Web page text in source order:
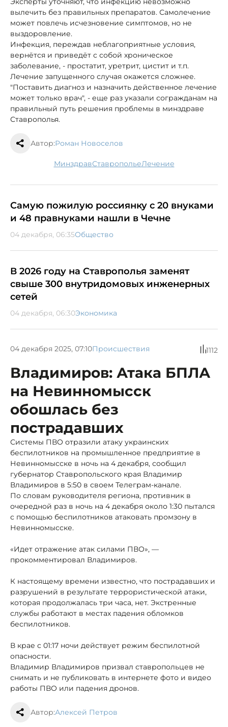
вылечить без правильных препаратов. Самолечение
может повлечь исчезновение симптомов, но не
выздоровление.
Инфекция, переждав неблагоприятные условия,
вернётся и приведёт с собой хроническое
заболевание, - простатит, уретрит, цистит и т.п.
Лечение запущенного случая окажется сложнее.
"Поставить диагноз и назначить действенное лечение
может только врач", - еще раз указали согражданам на
правильный путь решения проблемы в минздраве
Ставрополья.
Автор:Роман Новоселов
минздрав Ставрополье лечение
Самую пожилую россиянку с 20 внуками
и 48 правнуками нашли в Чечне
04 декабря, 06:35Общество
В 2026 году на Ставрополья заменят
свыше 300 внутридомовых инженерных
сетей
04 декабря, 06:30Экономика
04 декабря 2025, 07:10Происшествия 1112
Владимиров: Атака БПЛА
на Невинномысск
обошлась без
пострадавших
Системы ПВО отразили атаку украинских
беспилотников на промышленное предприятие в
Невинномысске в ночь на 4 декабря, сообщил
губернатор Ставропольского края Владимир
Владимиров в 5:50 в своем Телеграм-канале.
По словам руководителя региона, противник в
очередной раз в ночь на 4 декабря около 1:30 пытался
с помощью беспилотников атаковать промзону в
Невинномысске.
«Идет отражение атак силами ПВО», —
прокомментировал Владимиров.
К настоящему времени известно, что пострадавших и
разрушений в результате террористической атаки,
которая продолжалась три часа, нет. Экстренные
службы работают в местах падения обломков
беспилотников.
В крае с 01:17 ночи действует режим беспилотной
опасности.
Владимир Владимиров призвал ставропольцев не
снимать и не публиковать в интернете фото и видео
работы ПВО или падения дронов.
Автор:Алексей Петров